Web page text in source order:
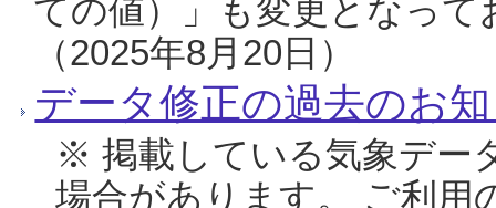
ての値）」も変更となっ
（2025年8月20日）
データ修正の過去のお
※ 掲載している気象デー
場合があります。 ご利用